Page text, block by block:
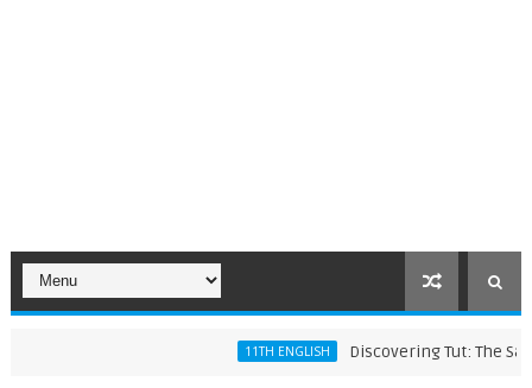
11TH ENGLISH Discovering Tut: The Saga